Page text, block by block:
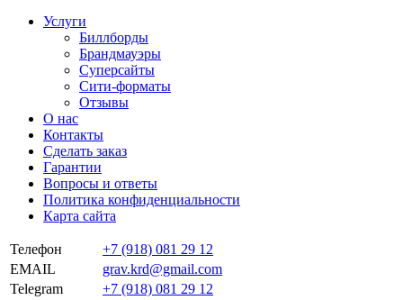
Услуги
Биллборды
Брандмауэры
Суперсайты
Сити-форматы
Отзывы
О нас
Контакты
Сделать заказ
Гарантии
Вопросы и ответы
Политика конфиденциальности
Карта сайта
Телефон
+7 (918) 081 29 12
EMAIL
grav.krd@gmail.com
Telegram
+7 (918) 081 29 12